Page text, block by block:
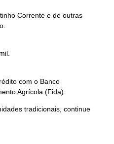
Corrente e de outras
com o Banco
Agrícola (Fida).
tradicionais, continue